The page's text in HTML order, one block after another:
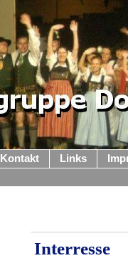
Kontakt Links
Interresse